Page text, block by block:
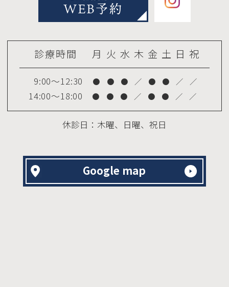
WEB予約
診療時間 月 火 水 木 金 土 日 祝
9:00～12:30 ● ● ● ／ ● ● ／ ／
14:00～18:00 ● ● ● ／ ● ● ／ ／
休診日：木曜、日曜、祝日
Google map